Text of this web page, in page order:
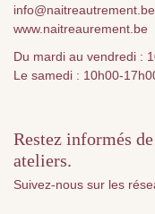
info@naitreautrement.be
www.naitreaurement.be
Du mardi au vendredi :
Le samedi : 10h00-
Restez informés
ateliers.
Suivez-nous sur les